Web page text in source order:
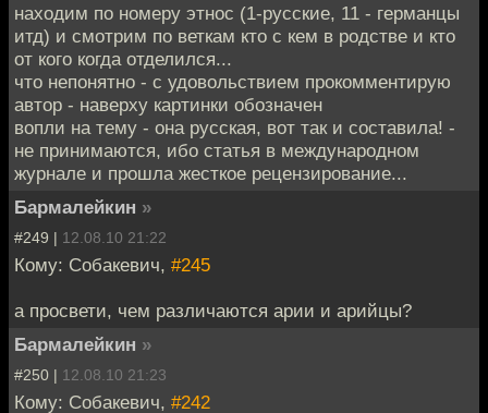
находим по номеру этнос (1-русские, 11 - германцы
итд) и смотрим по веткам кто с кем в родстве и кто
от кого когда отделился...
что непонятно - с удовольствием прокомментирую
автор - наверху картинки обозначен
вопли на тему - она русская, вот так и составила! -
не принимаются, ибо статья в международном
журнале и прошла жесткое рецензирование...
Бармалейкин »
#249 | 12.08.10 21:22
Кому: Собакевич, #245
а просвети, чем различаются арии и арийцы?
Бармалейкин »
#250 | 12.08.10 21:23
Кому: Собакевич, #242